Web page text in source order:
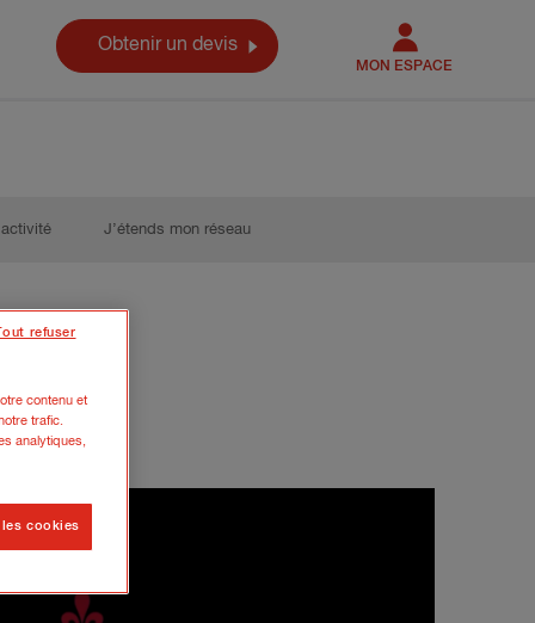
Obtenir un devis
MON ESPACE
J’étends mon réseau
contenu et
trafic.
analytiques,
Tout refuser
cookies